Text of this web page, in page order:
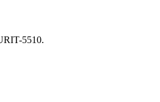
5510.